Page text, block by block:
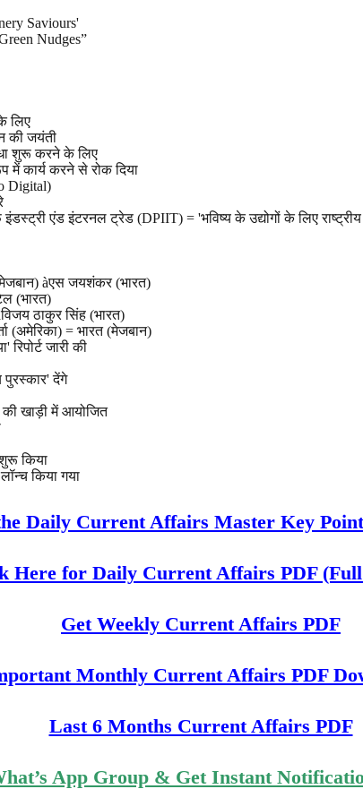
Saviours'
Nudges”
लिए
की जयंती
शुरू करने के लिए
कार्य करने से रोक दिया
Digital)
एंड इंटरनल ट्रेड (DPIIT) = 'भविष्य के उद्योगों के लिए राष्ट्रीय
àएस जयशंकर (भारत)
(भारत)
ठाकुर सिंह (भारत)
(अमेरिका) = भारत (मेजबान)
जारी की
पुरस्कार' देंगे
खाड़ी में आयोजित
किया
किया गया
Daily Current Affairs Master Key
Here for Daily Current Affairs PDF
Get Weekly Current Affairs PDF
Monthly Current Affairs PDF
Last 6 Months Current Affairs PDF
App Group & Get Instant